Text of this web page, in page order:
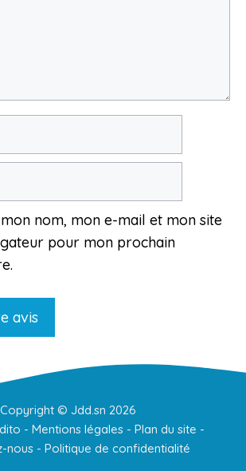
nom, mon e-mail et mon site
pour mon prochain
Copyright © Jdd.sn 2026
- Mentions légales- Plan du site -
nous- Politique de confidentialité